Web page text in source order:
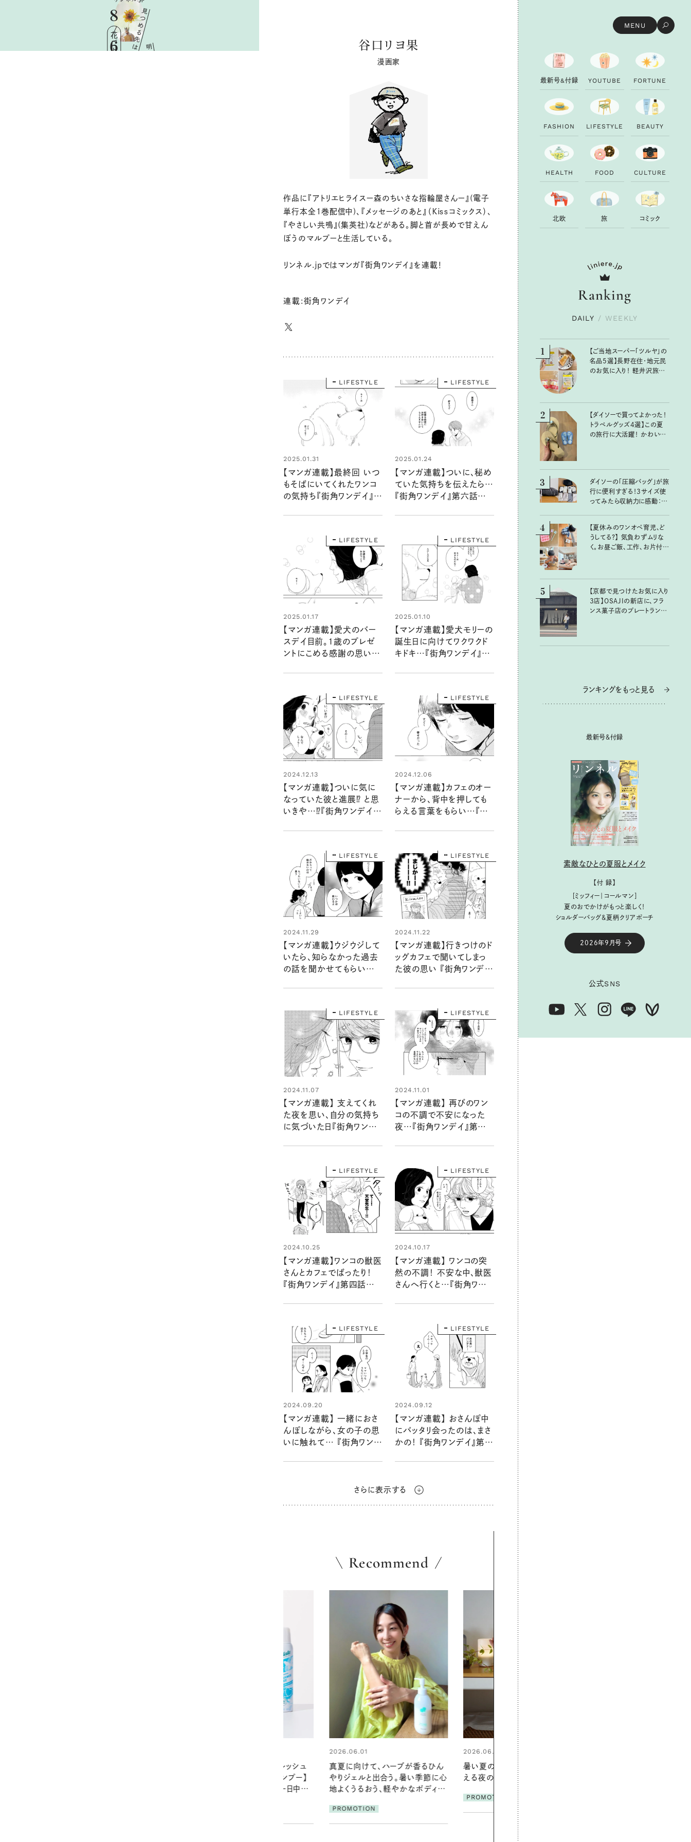
MENU
見
つ
め
る
先
は
明
8
6
花ごよみ 谷口リヨ果
漫画家
作品に『アトリエヒライスー森のちいさな指輪屋さんー』(電子
単行本全1巻配信中)、『メッセージのあと』（Ｋｉｓｓコミックス）、
『やさしい共鳴』(集英社)などがある。脚と首が長めで甘えん
ぼうのマルプーと生活している。
リンネル.jpではマンガ『街角ワンデイ』を連載！
連載:街角ワンデイ
LIFESTYLE
2025.01.31
【マンガ連載】最終回 いつ
もそばにいてくれたワンコ
の気持ち『街角ワンデイ』第
LIFESTYLE
2025.01.24
【マンガ連載】ついに、秘め
ていた気持ちを伝えたら…
『街角ワンデイ』第六話
LIFESTYLE
2025.01.17
【マンガ連載】愛犬のバー
スデイ目前。1歳のプレゼ
ントにこめる感謝の思い
LIFESTYLE
2025.01.10
【マンガ連載】愛犬モリーの
誕生日に向けてワクワクド
キドキ…『街角ワンデイ』第
LIFESTYLE
2024.12.13
【マンガ連載】ついに気に
なっていた彼と進展⁉ と思
いきや…⁉『街角ワンデイ』
LIFESTYLE
2024.12.06
【マンガ連載】カフェのオー
ナーから、背中を押しても
らえる言葉をもらい…『街
LIFESTYLE
2024.11.29
【マンガ連載】ウジウジして
いたら、知らなかった過去
の話を聞かせてもらい…
LIFESTYLE
2024.11.22
【マンガ連載】行きつけのド
ッグカフェで聞いてしまっ
た彼の思い 『街角ワンデ
LIFESTYLE
2024.11.07
【マンガ連載】 支えてくれ
た夜を思い、自分の気持ち
に気づいた日『街角ワンデ
LIFESTYLE
2024.11.01
【マンガ連載】 再びのワン
コの不調で不安になった
夜…『街角ワンデイ』第四
LIFESTYLE
2024.10.25
【マンガ連載】ワンコの獣医
さんとカフェでばったり！
『街角ワンデイ』第四話
LIFESTYLE
2024.10.17
【マンガ連載】 ワンコの突
然の不調！ 不安な中、獣医
さんへ行くと…『街角ワン
LIFESTYLE
2024.09.20
【マンガ連載】 一緒におさ
んぽしながら、女の子の思
いに触れて… 『街角ワンデ
LIFESTYLE
2024.09.12
【マンガ連載】 おさんぽ中
にバッタリ会ったのは、まさ
かの！ 『街角ワンデイ』第三
さらに表示する
Recommend
真夏に向けて、ハーブが香るひん
やりジェルと出合う。暑い季節に心
地よくうるおう、軽やかなボディケ
2026.06.01
暑い夏のナイトルーティン。私を整
える夜の爽やかご褒美ケア
2026.07.21
【高山都さんが楽しむデンマーク
発・ベーリングの腕時計】 アクセサ
リーとの重ねづけも素敵な大人の
最新号&付録 YOUTU B E FORTU N E
FAS H ION LI FESTYLE B EAUTY
H EALTH FOOD CU LTU RE
北欧 旅 コ ミ ック
Ranking
DAILY / WEEKLY
1
【ご当地スーパー「ツルヤ」の
名品5選】長野在住・地元民
のお気に入り！ 軽井沢旅の
2
【ダイソーで買ってよかった！
トラベルグッズ4選】この夏
の旅行に大活躍！ かわいく
3
ダイソーの「圧縮バッグ」が旅
行に便利すぎる！3サイズ使
ってみたら収納力に感動：
4
【夏休みのワンオペ育児、ど
うしてる？】 気負わずムリな
く。お昼ご飯、工作、お片付け
5
【京都で見つけたお気に入り
3店】OSAJIの新店に、フラ
ンス菓子店のプレートラン
ランキングをもっと見る
最新号＆付録
素敵なひとの夏服とメイク
【付 録】
［ミッフィー｜コールマン］
夏のおでかけがもっと楽しく！
ショルダーバッグ&夏柄クリアポーチ
2026年9月号
公式SNS